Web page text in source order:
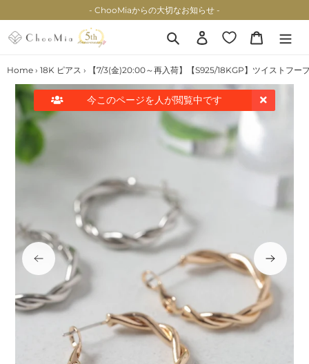
ン
テ
ツ
- ChooMiaからの大切なお知らせ -
検索 ログイン カート
今このページを人が閲覧中です
Home › 18K ピアス › 【7/3(金)20:00～再入荷】【S925/18KGP】ツイストフー